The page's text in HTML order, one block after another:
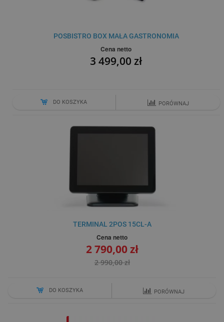
POSBISTRO BOX MAŁA GASTRONOMIA
Cena netto
3 499,00 zł
DO KOSZYKA PORÓWNAJ
TERMINAL 2POS 15CL-A
Cena netto
2 790,00 zł
2 990,00 zł
DO KOSZYKA PORÓWNAJ